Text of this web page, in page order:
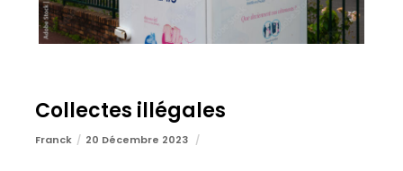
Collectes illégales
Franck 20 Décembre 2023